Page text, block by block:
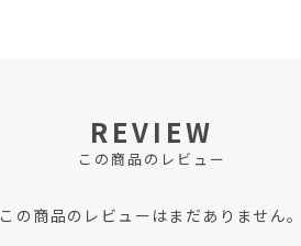
REVIEW
この商品のレビュー
この商品のレビューはまだありません。